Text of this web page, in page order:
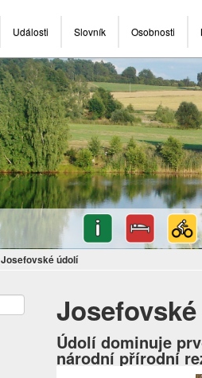
Události Slovník Osobnosti
Josefovské údolí
Údolí dominuje
národní přírodní